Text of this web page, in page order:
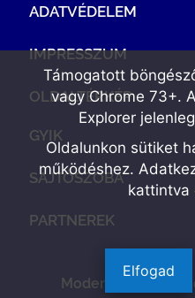
ADATVÉDELEM
IMPRESSZUM
OLDALTÉRKÉP
GYIK
SAJTÓSZOBA
PARTNEREK
Modern
Támogatott
vagy Chrome 73+.
Explorer jelenleg
Oldalunkon sütiket
működéshez.
kattintva
Elfogad